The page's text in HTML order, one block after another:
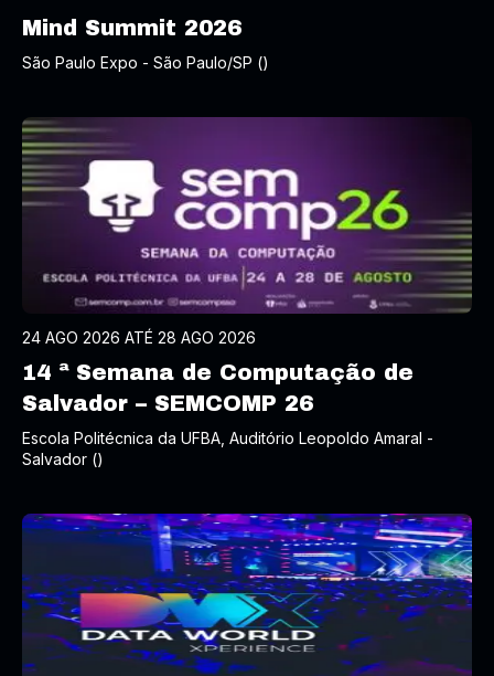
Mind Summit 2026
São Paulo Expo - São Paulo/SP ()
24 AGO 2026 ATÉ 28 AGO 2026
14 ª Semana de Computação de
Salvador – SEMCOMP 26
Escola Politécnica da UFBA, Auditório Leopoldo Amaral -
Salvador ()